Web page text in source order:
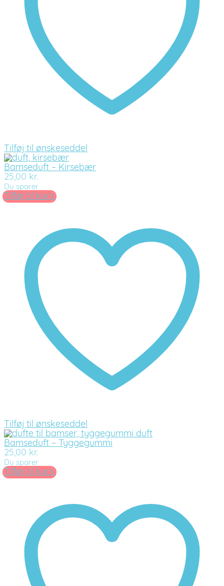
Tilføj til ønskeseddel
Bamseduft – Kirsebær
25,00 kr.
Du sparer
Tilføj til kurv
Tilføj til ønskeseddel
Bamseduft – Tyggegummi
25,00 kr.
Du sparer
Tilføj til kurv